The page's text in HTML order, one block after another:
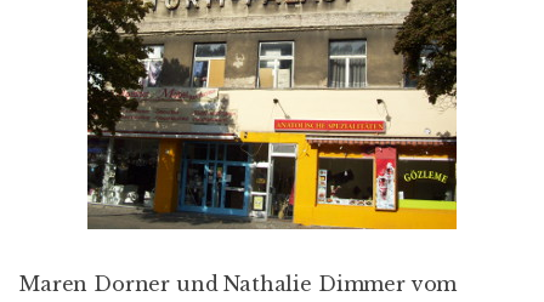
Maren Dorner und Nathalie Dimmer vom